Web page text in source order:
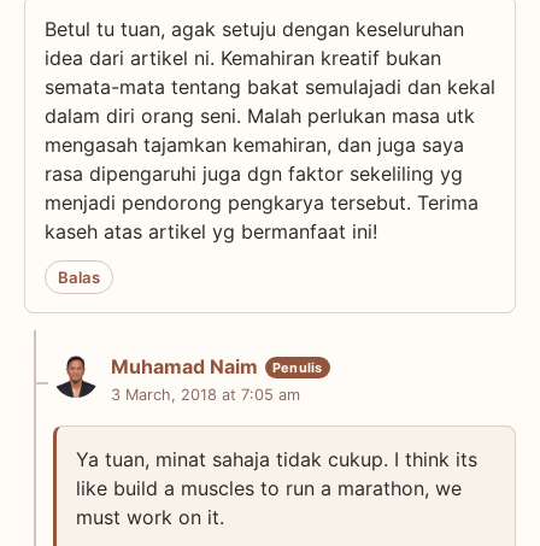
Betul tu tuan, agak setuju dengan keseluruhan
idea dari artikel ni. Kemahiran kreatif bukan
semata-mata tentang bakat semulajadi dan kekal
dalam diri orang seni. Malah perlukan masa utk
mengasah tajamkan kemahiran, dan juga saya
rasa dipengaruhi juga dgn faktor sekeliling yg
menjadi pendorong pengkarya tersebut. Terima
kaseh atas artikel yg bermanfaat ini!
Balas
Muhamad Naim
3 March, 2018 at 7:05 am
Ya tuan, minat sahaja tidak cukup. I think its
like build a muscles to run a marathon, we
must work on it.